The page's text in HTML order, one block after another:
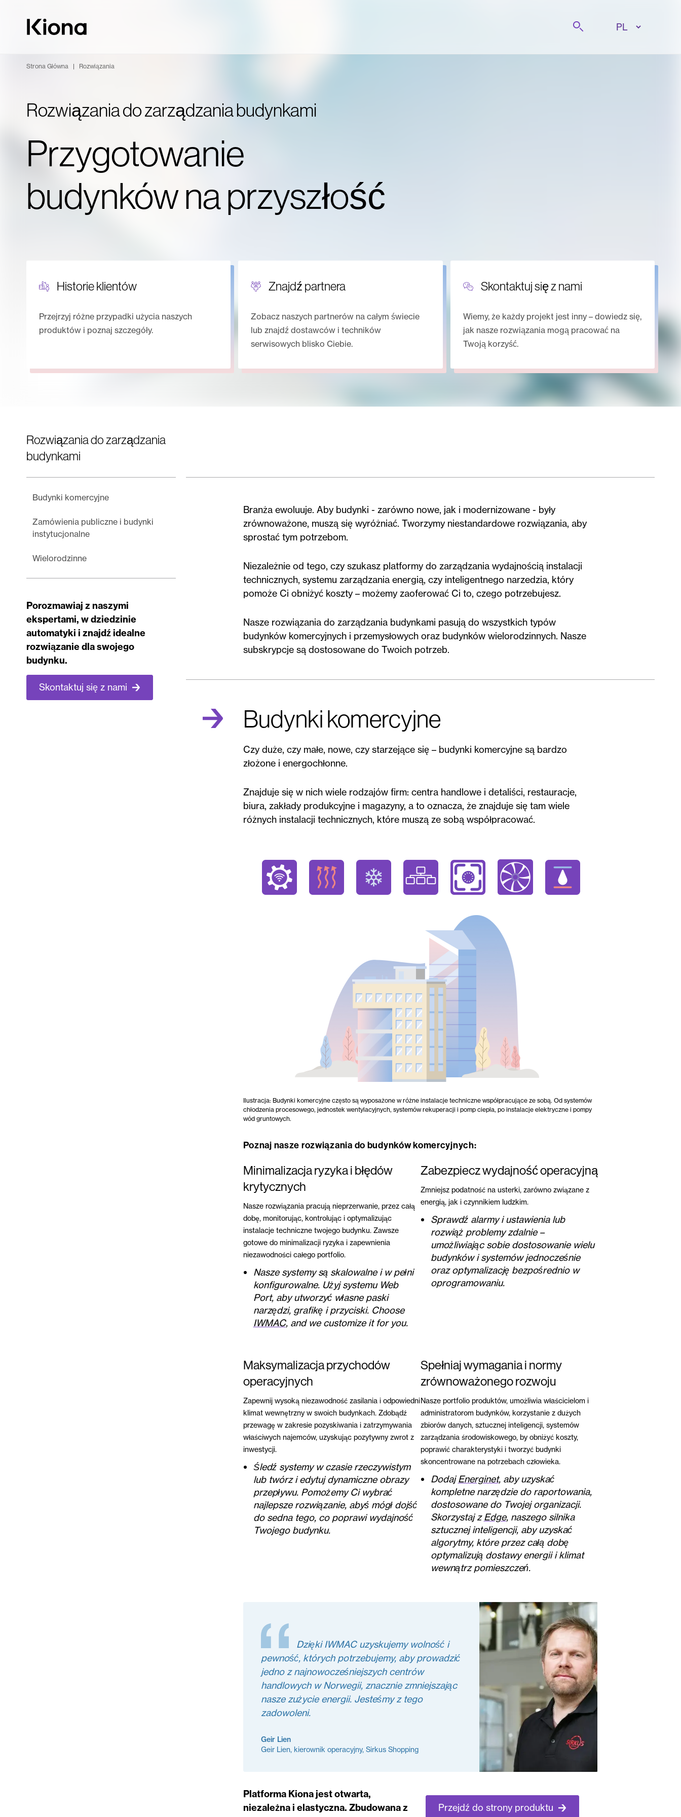
Przejdź do strony głównej
Szukaj
Strona Główna | Rozwiązania
Rozwiązania do zarządzania budynkami
Przygotowanie
budynków na przyszłość
Historie klientów
Przejrzyj różne przypadki użycia naszych
produktów i poznaj szczegóły.
Znajdź partnera
Zobacz naszych partnerów na całym świecie
lub znajdź dostawców i techników
serwisowych blisko Ciebie.
Skontaktuj się z nami
Wiemy, że każdy projekt jest inny – dowiedz się,
jak nasze rozwiązania mogą pracować na
Twoją korzyść.
Rozwiązania do zarządzania
budynkami
Budynki komercyjne
Zamówienia publiczne i budynki
instytucjonalne
Wielorodzinne
Porozmawiaj z naszymi
ekspertami, w dziedzinie
automatyki i znajdź idealne
rozwiązanie dla swojego
budynku.
Skontaktuj się z nami
Branża ewoluuje. Aby budynki - zarówno nowe, jak i modernizowane - były
zrównoważone, muszą się wyróżniać. Tworzymy niestandardowe rozwiązania, aby
sprostać tym potrzebom.
Niezależnie od tego, czy szukasz platformy do zarządzania wydajnością instalacji
technicznych, systemu zarządzania energią, czy inteligentnego narzedzia, który
pomoże Ci obniżyć koszty – możemy zaoferować Ci to, czego potrzebujesz.
Nasze rozwiązania do zarządzania budynkami pasują do wszystkich typów
budynków komercyjnych i przemysłowych oraz budynków wielorodzinnych. Nasze
subskrypcje są dostosowane do Twoich potrzeb.
Budynki komercyjne
Czy duże, czy małe, nowe, czy starzejące się – budynki komercyjne są bardzo
złożone i energochłonne.
Znajduje się w nich wiele rodzajów firm: centra handlowe i detaliści, restauracje,
biura, zakłady produkcyjne i magazyny, a to oznacza, że znajduje się tam wiele
różnych instalacji technicznych, które muszą ze sobą współpracować.
Ilustracja: Budynki komercyjne często są wyposażone w różne instalacje techniczne współpracujące ze sobą. Od systemów
chłodzenia procesowego, jednostek wentylacyjnych, systemów rekuperacji i pomp ciepła, po instalacje elektryczne i pompy
wód gruntowych.
Poznaj nasze rozwiązania do budynków komercyjnych:
Minimalizacja ryzyka i błędów
krytycznych
Nasze rozwiązania pracują nieprzerwanie, przez całą
dobę, monitorując, kontrolując i optymalizując
instalacje techniczne twojego budynku. Zawsze
gotowe do minimalizacji ryzyka i zapewnienia
niezawodności całego portfolio.
Nasze systemy są skalowalne i w pełni
konfigurowalne. Użyj systemu Web
Port, aby utworzyć własne paski
narzędzi, grafikę i przyciski. Choose
IWMAC, and we customize it for you.
Zabezpiecz wydajność operacyjną
Zmniejsz podatność na usterki, zarówno związane z
energią, jak i czynnikiem ludzkim.
Sprawdź alarmy i ustawienia lub
rozwiąż problemy zdalnie –
umożliwiając sobie dostosowanie wielu
budynków i systemów jednocześnie
oraz optymalizację bezpośrednio w
oprogramowaniu.
Maksymalizacja przychodów
operacyjnych
Zapewnij wysoką niezawodność zasilania i odpowiedni
klimat wewnętrzny w swoich budynkach. Zdobądź
przewagę w zakresie pozyskiwania i zatrzymywania
właściwych najemców, uzyskując pozytywny zwrot z
inwestycji.
Śledź systemy w czasie rzeczywistym
lub twórz i edytuj dynamiczne obrazy
przepływu. Pomożemy Ci wybrać
najlepsze rozwiązanie, abyś mógł dojść
do sedna tego, co poprawi wydajność
Twojego budynku.
Spełniaj wymagania i normy
zrównoważonego rozwoju
Nasze portfolio produktów, umożliwia właścicielom i
administratorom budynków, korzystanie z dużych
zbiorów danych, sztucznej inteligencji, systemów
zarządzania środowiskowego, by obniżyć koszty,
poprawić charakterystyki i tworzyć budynki
skoncentrowane na potrzebach człowieka.
DodajEnerginet, aby uzyskać
kompletne narzędzie do raportowania,
dostosowane do Twojej organizacji.
Skorzystaj zEdge, naszego silnika
sztucznej inteligencji, aby uzyskać
algorytmy, które przez całą dobę
optymalizują dostawy energii i klimat
wewnątrz pomieszczeń.
Dzięki IWMAC uzyskujemy wolność i
pewność, których potrzebujemy, aby prowadzić
jedno z najnowocześniejszych centrów
handlowych w Norwegii, znacznie zmniejszając
nasze zużycie energii. Jesteśmy z tego
zadowoleni.
Geir Lien
Geir Lien, kierownik operacyjny, Sirkus Shopping
Platforma Kiona jest otwarta,
niezależna i elastyczna. Zbudowana z
Przejdź do strony produktu